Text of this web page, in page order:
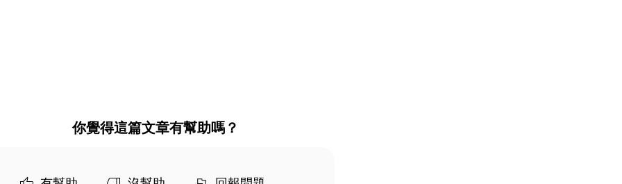
你覺得這篇文章有幫助嗎？